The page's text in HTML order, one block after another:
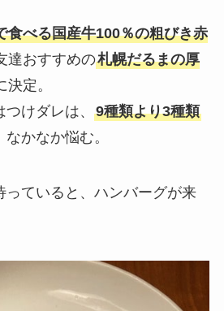
食べる国産牛100％の粗びき赤
達おすすめの札幌だるまの厚
決定。
けダレは、 9種類より3種類
かなか悩む。
っていると、ハンバーグが来